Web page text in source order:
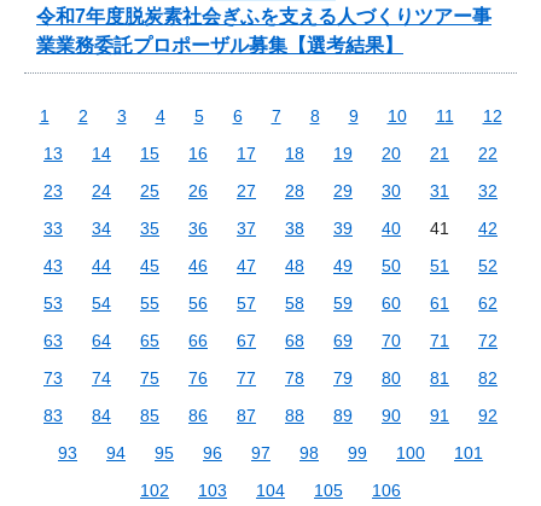
令和7年度脱炭素社会ぎふを支える人づくりツアー事
業業務委託プロポーザル募集【選考結果】
1 2 3 4 5 6 7 8 9 10 11
12
13
14 15 16 17 18 19 20 21
22
23
24 25 26 27 28 29 30 31
32
33
34 35 36 37 38 39 40 41
42
43
44 45 46 47 48 49 50 51
52
53
54 55 56 57 58 59 60 61
62
63
64 65 66 67 68 69 70 71
72
73
74 75 76 77 78 79 80 81
82
83
84 85 86 87 88 89 90 91
92
93
94 95 96 97 98 99 100
101
102
103 104 105 106